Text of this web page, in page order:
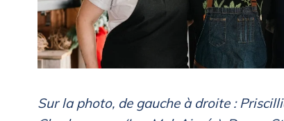
Sur la photo, de gauche à droite :